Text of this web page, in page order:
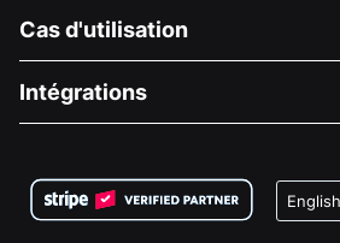
À propos de nous
Carrières
Confidentialité
Cas d'utilisation
Collecte de fonds médicale
Collecte de fonds caritative
Intégrations
Plugin de don Wix